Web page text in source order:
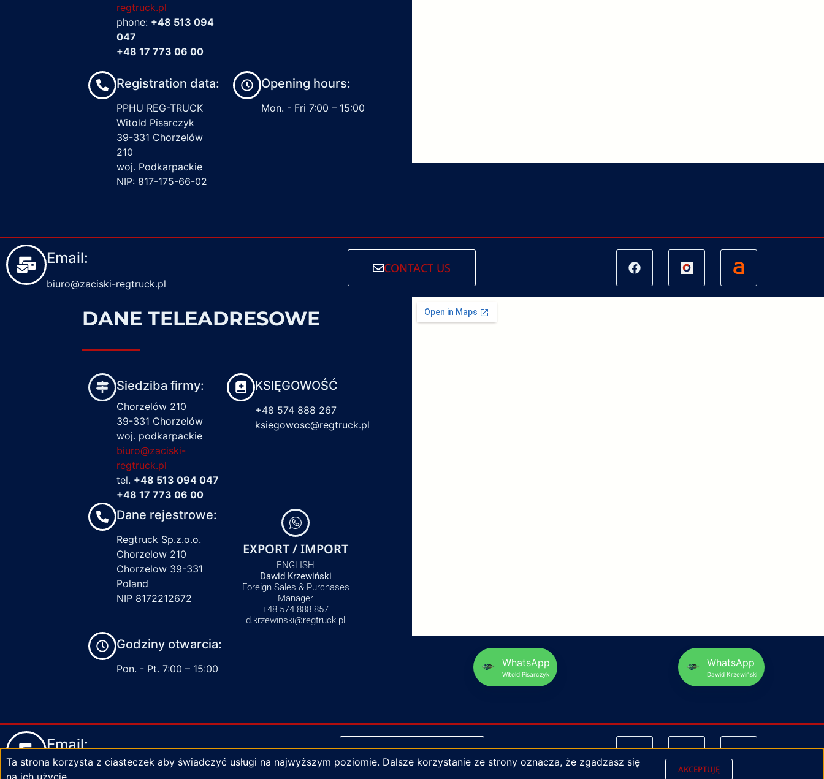
regtruck.pl
phone: +48 513 094
047
+48 17 773 06 00
Registration data:
PPHU REG-TRUCK
Witold Pisarczyk
39-331 Chorzelów
210
woj. Podkarpackie
NIP: 817-175-66-02
Opening hours:
Mon. - Fri 7:00 – 15:00
Email:
biuro@zaciski-regtruck.pl
CONTACT US
DANE TELEADRESOWE
Siedziba firmy:
Chorzelów 210
39-331 Chorzelów
woj. podkarpackie
biuro@zaciski-
regtruck.pl
tel. +48 513 094 047
+48 17 773 06 00
KSIĘGOWOŚĆ
+48 574 888 267
ksiegowosc@regtruck.pl
Dane rejestrowe:
Regtruck Sp.z.o.o.
Chorzelow 210
Chorzelow 39-331
Poland
NIP 8172212672
EXPORT / IMPORT
ENGLISH
Dawid Krzewiński
Foreign Sales & Purchases
Manager
+48 574 888 857
d.krzewinski@regtruck.pl
Godziny otwarcia:
Pon. - Pt. 7:00 – 15:00
WhatsApp
Witold Pisarczyk
WhatsApp
Dawid Krzewiński
Email:
biuro@zaciski-regtruck.pl
NAPISZ DO NAS
Ta strona korzysta z ciasteczek aby świadczyć usługi na najwyższym poziomie. Dalsze korzystanie ze strony oznacza, że zgadzasz się
na ich użycie
AKCEPTUJĘ